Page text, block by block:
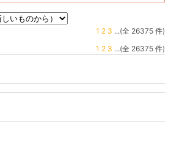
1 2 3 ...(全 26375 件)
1 2 3 ...(全 26375 件)